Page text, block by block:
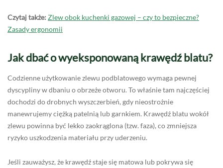
Czytaj także: Zlew obok kuchenki gazowej – czy to bezpieczne?
Zasady ergonomii
Jak dbać o wyeksponowaną krawędź blatu?
Codzienne użytkowanie zlewu podblatowego wymaga pewnej
dyscypliny w dbaniu o obrzeże otworu. To właśnie tam najczęściej
dochodzi do drobnych wyszczerbień, gdy nieostrożnie
manewrujemy ciężką patelnią lub garnkiem. Krawędź blatu wokół
zlewu powinna być lekko zaokrąglona (tzw. faza), co zmniejsza
ryzyko uszkodzenia materiału przy uderzeniu.
Jeśli zauważysz, że krawędź staje się matowa lub pokrywa się